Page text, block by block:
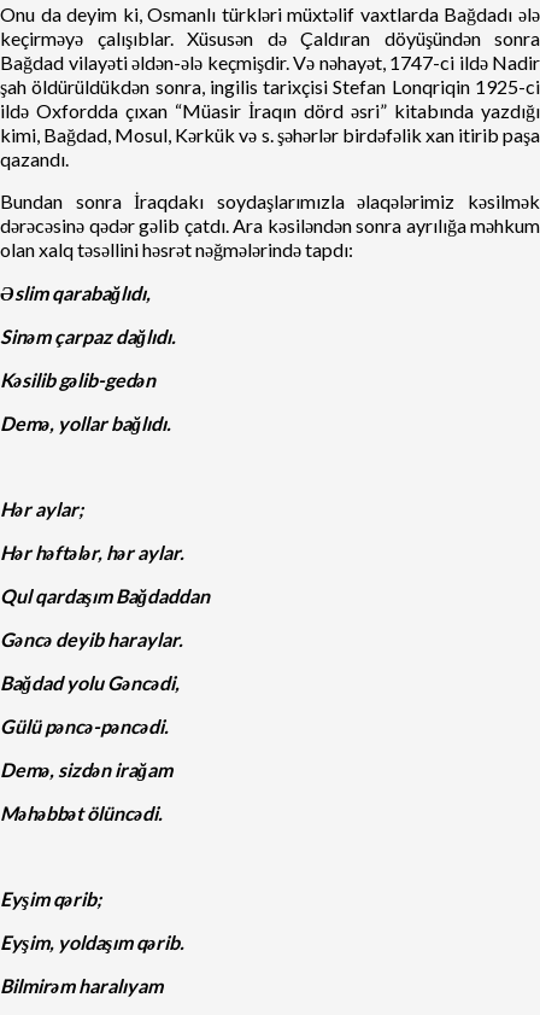
Onu da deyim ki, Osmanlı türkləri müxtəlif vaxtlarda Bağdadı ələ
keçirməyə çalışıblar. Xüsusən də Çaldıran döyüşündən sonra
Bağdad vilayəti əldən-ələ keçmişdir. Və nəhayət, 1747-ci ildə Nadir
şah öldürüldükdən sonra, ingilis tarixçisi Stefan Lonqriqin 1925-ci
ildə Oxfordda çıxan “Müasir İraqın dörd əsri” kitabında yazdığı
kimi, Bağdad, Mosul, Kərkük və s. şəhərlər birdəfəlik xan itirib paşa
qazandı.
Bundan sonra İraqdakı soydaşlarımızla əlaqələrimiz kəsilmək
dərəcəsinə qədər gəlib çatdı. Ara kəsiləndən sonra ayrılığa məhkum
olan xalq təsəllini həsrət nəğmələrində tapdı:
Əslim qarabağlıdı,
Sinəm çarpaz dağlıdı.
Kəsilib gəlib-gedən
Demə, yollar bağlıdı.
Hər aylar;
Hər həftələr, hər aylar.
Qul qardaşım Bağdaddan
Gəncə deyib haraylar.
Bağdad yolu Gəncədi,
Gülü pəncə-pəncədi.
Demə, sizdən irağam
Məhəbbət ölüncədi.
Eyşim qərib;
Eyşim, yoldaşım qərib.
Bilmirəm haralıyam